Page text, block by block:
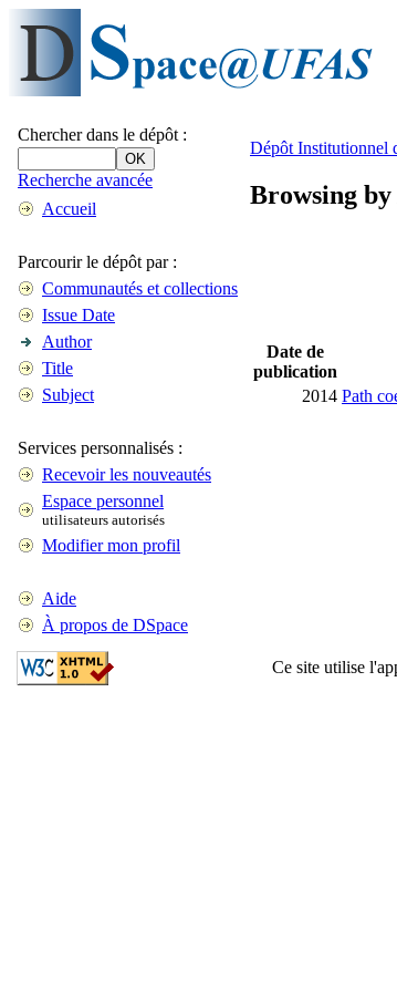
Chercher dans le dépôt :
Recherche avancée
Accueil
Parcourir le dépôt par :
Communautés et collections
Issue Date
Author
Title
Subject
Services personnalisés :
Recevoir les nouveautés
Espace personnel
utilisateurs autorisés
Modifier mon profil
Aide
À propos de DSpace
Dépôt Institutionnel
Browsing
Date de
publication
2014 Path
Ce site utilise